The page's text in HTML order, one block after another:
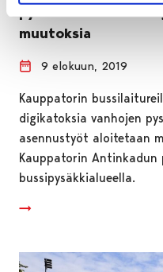
muutoksia
9 elokuun, 2019
Kauppatorin
digikatoksia vanhojen
asennustyöt aloitetaan
Kauppatorin Antinkadun
bussipysäkkialueella.